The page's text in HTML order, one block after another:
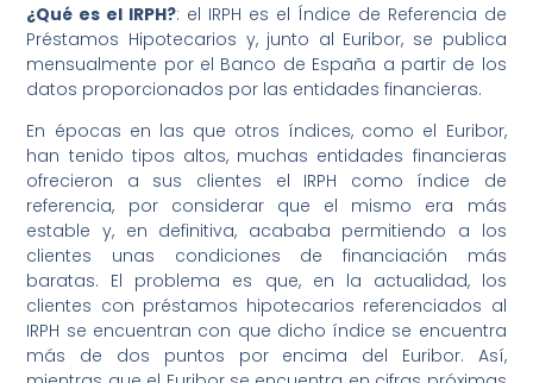
¿Qué es el IRPH?: el IRPH es el Índice de Referencia de
Préstamos Hipotecarios y, junto al Euribor, se publica
mensualmente por el Banco de España a partir de los
datos proporcionados por las entidades financieras.
En épocas en las que otros índices, como el Euribor,
han tenido tipos altos, muchas entidades financieras
ofrecieron a sus clientes el IRPH como índice de
referencia, por considerar que el mismo era más
estable y, en definitiva, acababa permitiendo a los
clientes unas condiciones de financiación más
baratas. El problema es que, en la actualidad, los
clientes con préstamos hipotecarios referenciados al
IRPH se encuentran con que dicho índice se encuentra
más de dos puntos por encima del Euribor. Así,